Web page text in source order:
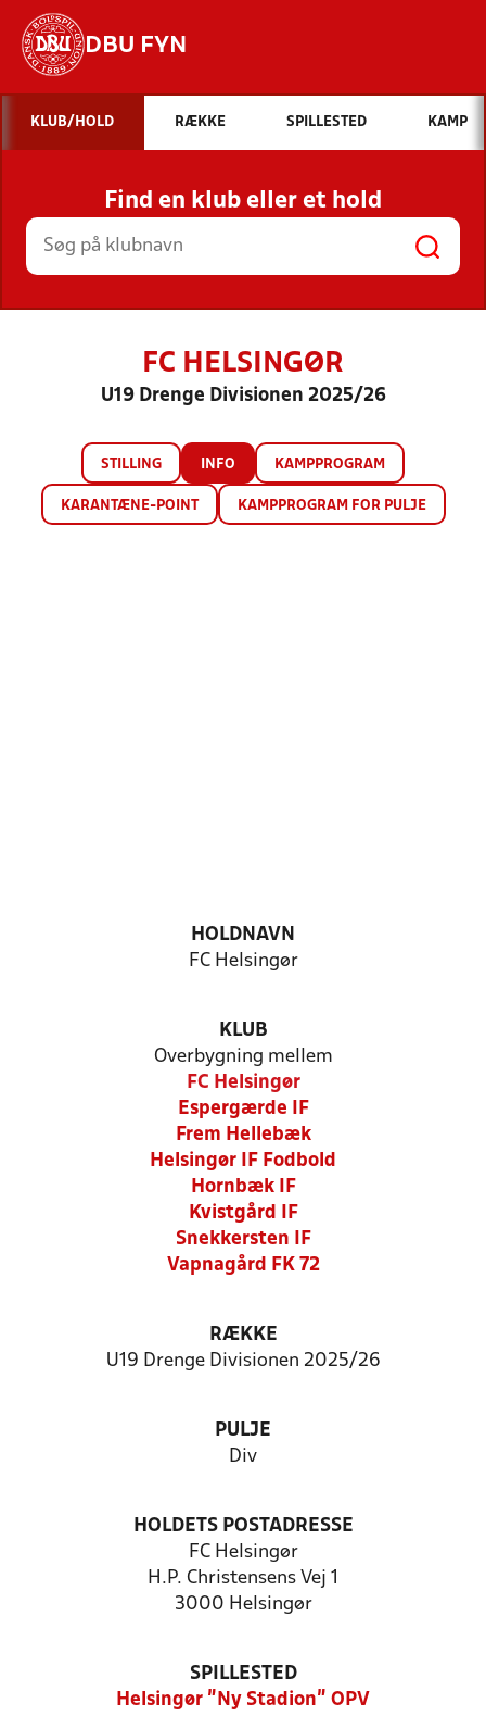
DBU FYN
Hvad vil du søge efter?
INDHOLD OG NYHEDER
STILLINGER, RESULTATER, KLUBBER OG
HOLD
KLUB/HOLD RÆKKE SPILLESTED KAMP
Find en klub eller et hold
FC HELSINGØR
U19 Drenge Divisionen 2025/26
STILLING INFO KAMPPROGRAM
KARANTÆNE-POINT KAMPPROGRAM FOR PULJE
HOLDNAVN
FC Helsingør
KLUB
Overbygning mellem
FC Helsingør
Espergærde IF
Frem Hellebæk
Helsingør IF Fodbold
Hornbæk IF
Kvistgård IF
Snekkersten IF
Vapnagård FK 72
RÆKKE
U19 Drenge Divisionen 2025/26
PULJE
Div
HOLDETS POSTADRESSE
FC Helsingør
H.P. Christensens Vej 1
3000 Helsingør
SPILLESTED
Helsingør "Ny Stadion" OPV